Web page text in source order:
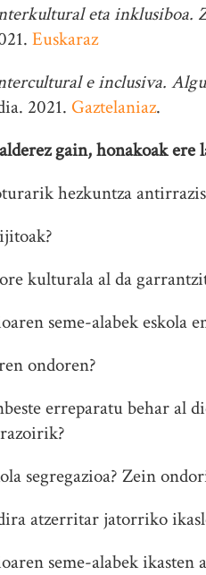
eta inklusiboa.
Euskaraz
e inclusiva.
2021. Gaztelaniaz.
gain, honakoak
hezkuntza
kulturala al da
seme-alabek eskola
ondoren?
erreparatu behar al
segregazioa? Zein
atzerritar jatorriko
seme-alabek ikasten